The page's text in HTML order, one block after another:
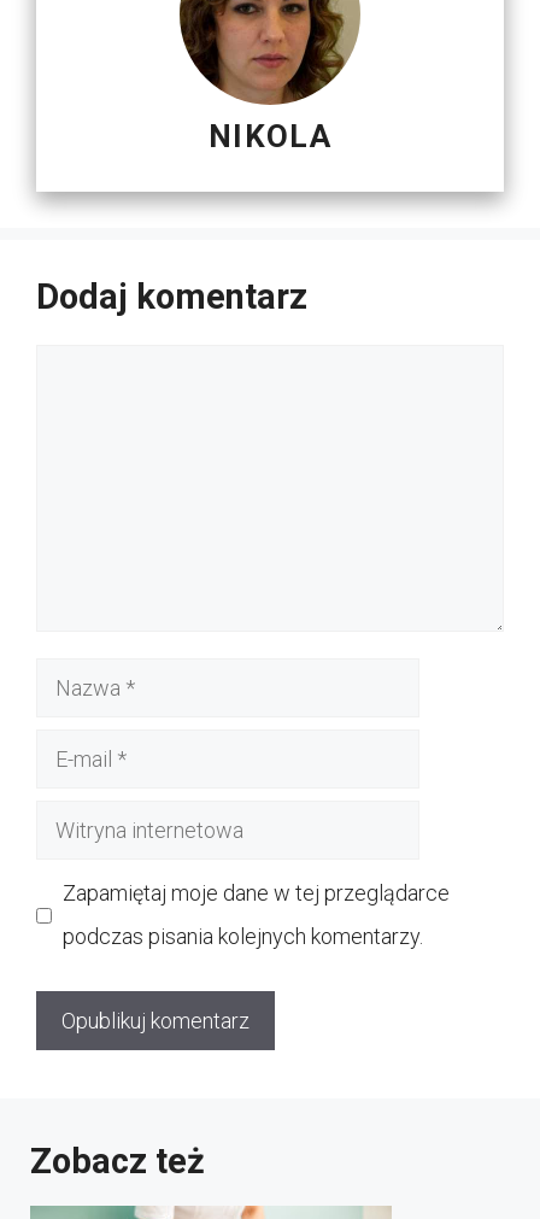
NIKOLA
Dodaj komentarz
Nazwa
Witryna
Zapamiętaj moje dane w tej przeglądarce
podczas pisania kolejnych komentarzy.
Zobacz też